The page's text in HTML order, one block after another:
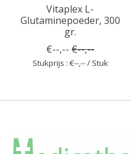
Vitaplex L-
Glutaminepoeder, 300
gr.
€--,-- €--,--
Stukprijs : €--,-- / Stuk